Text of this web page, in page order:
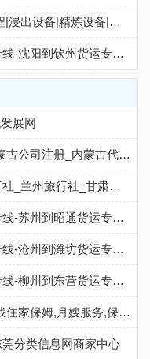
榨油设备|油脂工程|浸出设备|精炼设备|郑州企鹅粮油机械有限公司
沈阳到钦州物流专线-沈阳到钦州货运专线-沈阳物流公司-就发物流网
展网
内蒙古财税网-内蒙古公司注册_内蒙古代理记账_内蒙古工商代办_内蒙古商标注册_内蒙古代办营业执照_内蒙古代理注册公司
甘肃国泰国际旅行社_兰州旅行社_甘肃旅行社
苏州到昭通物流专线-苏州到昭通货运专线-苏州至昭通物流公司-就发物流网
沧州到潍坊物流专线-沧州到潍坊货运专线-沧州至潍坊物流公司-就发物流网
柳州到东营物流专线-柳州到东营货运专线-柳州至东营物流公司-就发物流网
中国家政服务网-找住家保姆,月嫂服务,保洁服务,医院护工,陪护老人,育儿嫂公司,家政服务网站
莞分类信息网商家中心